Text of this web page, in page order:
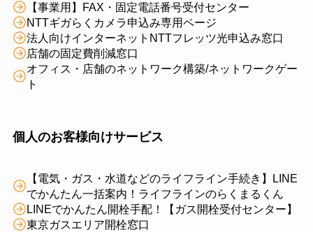
【事業用】FAX・固定電話番号受付センター
NTTギガらくカメラ申込み専用ページ
法人向けインターネットNTTフレッツ光申込み窓口
店舗の固定費削減窓口
オフィス・店舗のネットワーク構築/ネットワークゲー
ト
個人のお客様向けサービス
【電気・ガス・水道などのライフライン手続き】LINE
でかんたん一括案内！ライフラインのらくまるくん
LINEでかんたん開栓手配！【ガス開栓受付センター】
東京ガスエリア開栓窓口